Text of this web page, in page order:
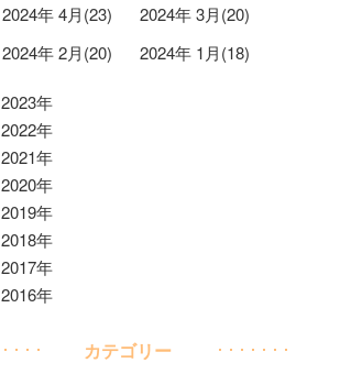
2024年 4月(23)
2024年 3月(20)
2024年 2月(20)
2024年 1月(18)
2023年
2022年
2021年
2020年
2019年
2018年
2017年
2016年
カテゴリー